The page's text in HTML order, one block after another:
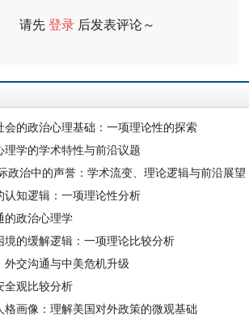
请先登录 后发表评论～
会的政治心理基础：一项理论性的探索
学的学术特性与前沿议题
政治中的声誉：学术流变、理论逻辑与前沿展望
认知逻辑：一项理论性分析
的政治心理学
境的缓解逻辑：一项理论比较分析
交沟通与中美危机升级
全观比较分析
画像：理解美国对外政策的微观基础